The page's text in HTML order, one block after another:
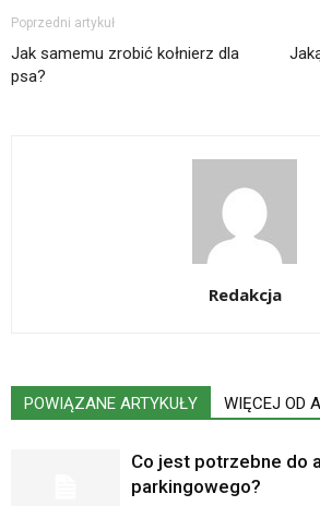
Poprzedni artykuł
Jak samemu zrobić kołnierz dla
psa?
Redakcja
POWIĄZANE ARTYKUŁY WIĘCEJ OD
Co jest potrzebne do
parkingowego?